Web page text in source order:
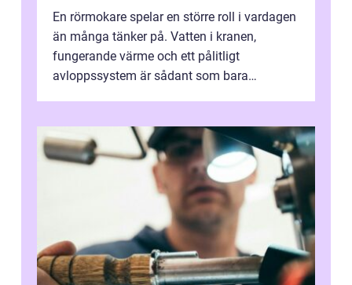
En rörmokare spelar en större roll i vardagen
än många tänker på. Vatten i kranen,
fungerande värme och ett pålitligt
avloppssystem är sådant som bara